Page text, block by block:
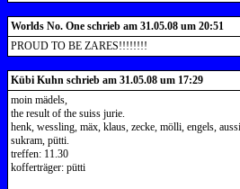
Worlds No. One schrieb am 31.05.08 um 20:51
PROUD TO BE ZARES!!!!!!!!
Kübi Kuhn schrieb am 31.05.08 um 17:29
moin mädels,
the result of the suiss jurie.
henk, wessling, mäx, klaus, zecke, mölli, engels,
sukram, pütti.
treffen: 11.30
kofferträger: pütti